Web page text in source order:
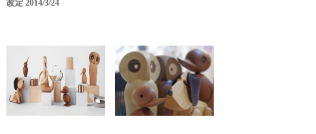
改定 2014/3/24